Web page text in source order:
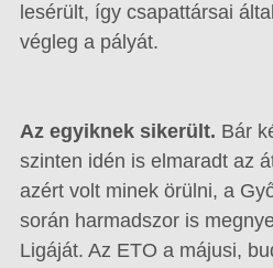
lesérült, így csapattársai
végleg a pályát.
Az egyiknek sikerült. Bár
szinten idén is elmaradt az
azért volt minek örülni, a
során harmadszor is
Ligáját. Az ETO a májusi,